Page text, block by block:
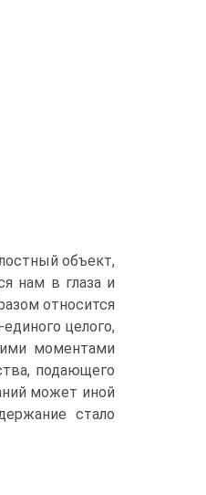
объект,
нам в глаза и
относится
целого,
моментами
подающего
может иной
стало